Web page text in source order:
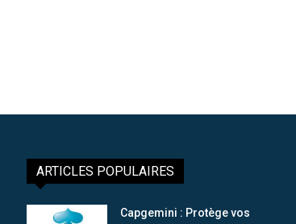
ARTICLES POPULAIRES
Capgemini : Protège vos